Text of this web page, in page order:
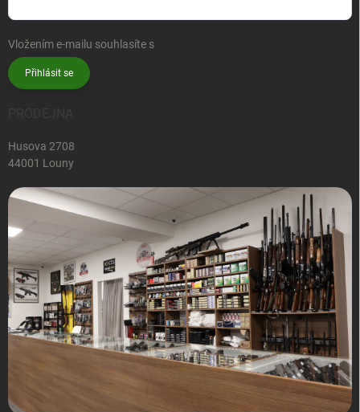
Vložením e-mailu souhlasíte s
Přihlásit se
Husova 2708
44001 Louny